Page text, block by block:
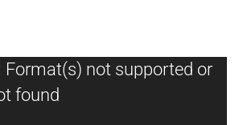
Format(s) not supported or
found